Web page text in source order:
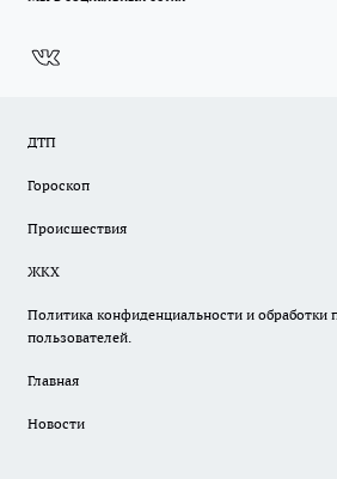
ДТП
Гороскоп
Происшествия
ЖКХ
Политика конфиденциальности и обработки
пользователей.
Главная
Новости